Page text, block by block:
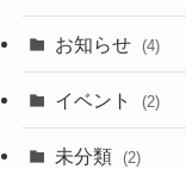
お知らせ (4)
イベント (2)
未分類 (2)